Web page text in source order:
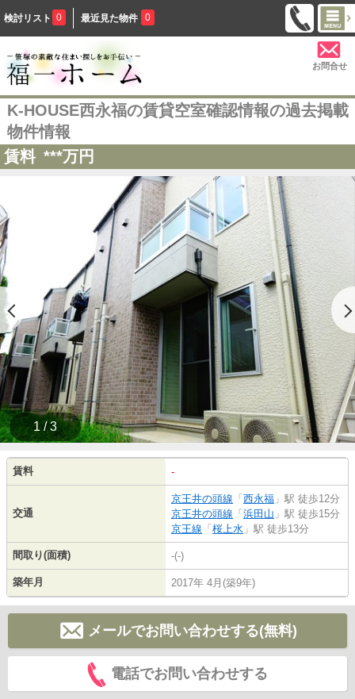
検討リスト 0 最近見た物件 0
お問合せ
K-HOUSE西永福の賃貸空室確認情報の過去掲載
物件情報
賃料 ***万円
1 / 3
賃料 -
交通
京王井の頭線 「 西永福 」駅 徒歩12分
京王井の頭線 「 浜田山 」駅 徒歩15分
京王線 「 桜上水 」駅 徒歩13分
間取り(面積) -(-)
築年月 2017年 4月(築9年)
メールでお問い合わせする(無料)
電話でお問い合わせする